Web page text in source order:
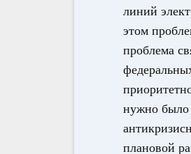
линий
этом
проблема
нужно было
плановой